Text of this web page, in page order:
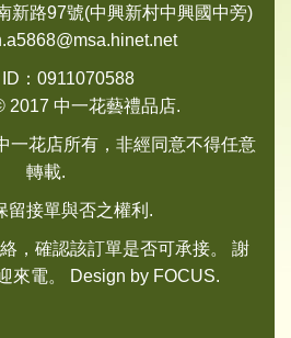
新路97號(中興新村中興國中旁)
ID：0911070588
2017 中一花藝禮品店.
一花店所有，非經同意不得任意
轉載.
留接單與否之權利.
，確認該訂單是否可承接。 謝
來電。 Design by FOCUS.